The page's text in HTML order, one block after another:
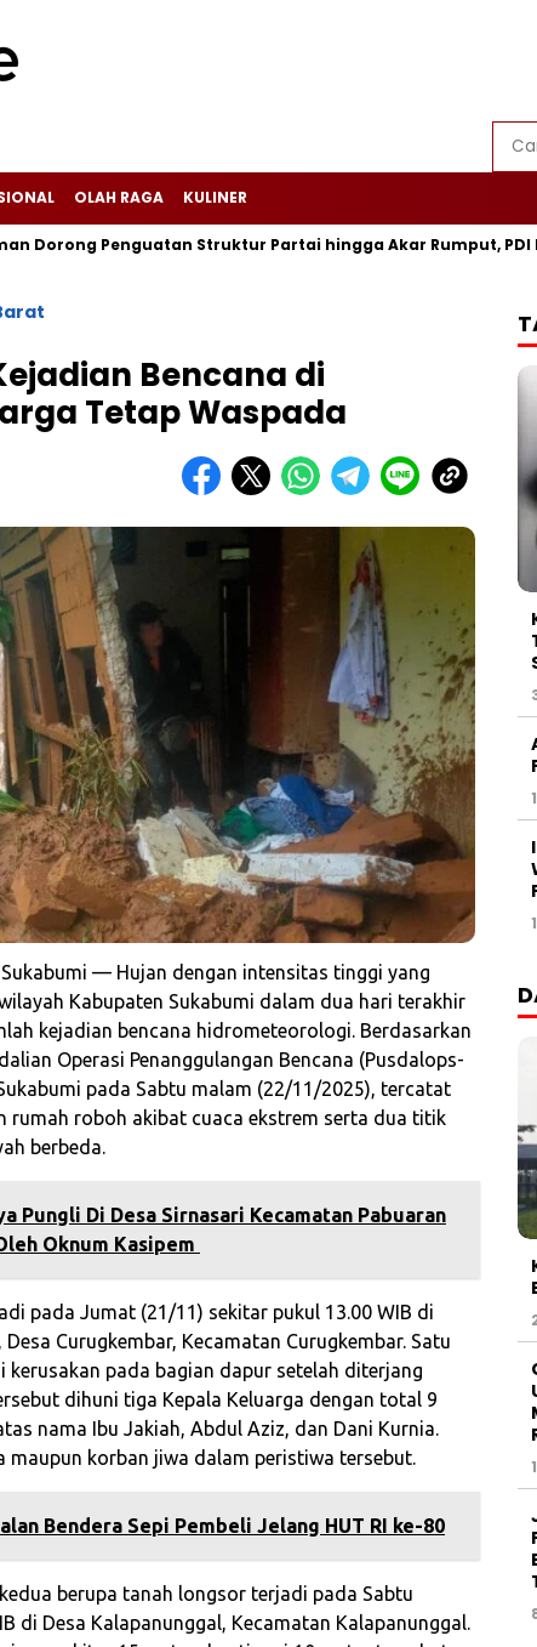
OLAH RAGA KULINER
Penguatan Struktur Partai hingga Akar Rumput, PDI
Bencana di
Tetap Waspada
Sukabumi — Hujan dengan intensitas tinggi yang
Kabupaten Sukabumi dalam dua hari terakhir
kejadian bencana hidrometeorologi. Berdasarkan
Operasi Penanggulangan Bencana (Pusdalops-
pada Sabtu malam (22/11/2025), tercatat
rumah roboh akibat cuaca ekstrem serta dua titik
berbeda.
Pungli Di Desa Sirnasari Kecamatan Pabuaran
Oknum Kasipem
pada Jumat (21/11) sekitar pukul 13.00 WIB di
Curugkembar, Kecamatan Curugkembar. Satu
kerusakan pada bagian dapur setelah diterjang
dihuni tiga Kepala Keluarga dengan total 9
nama Ibu Jakiah, Abdul Aziz, dan Dani Kurnia.
maupun korban jiwa dalam peristiwa tersebut.
Bendera Sepi Pembeli Jelang HUT RI ke-80‎
berupa tanah longsor terjadi pada Sabtu
di Desa Kalapanunggal, Kecamatan Kalapanunggal.
Terjepit 3,5 Jam, Berhasil Dievakuasi